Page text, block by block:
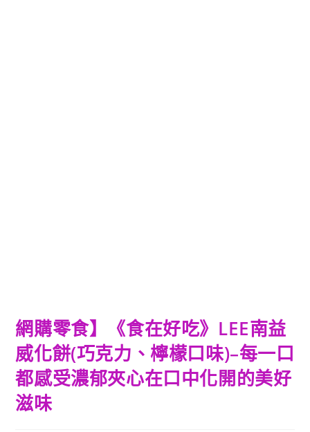
網購零食】《食在好吃》LEE南益
威化餅(巧克力、檸檬口味)–每一口
都感受濃郁夾心在口中化開的美好
滋味